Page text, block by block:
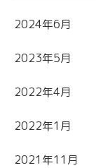
2024年6月
2023年5月
2022年4月
2022年1月
2021年11月